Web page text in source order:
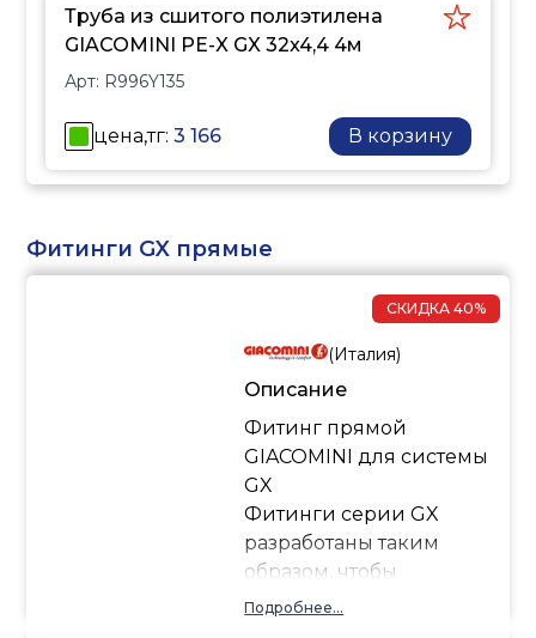
кислорода и, как
следствие,
отопительных системах.
Труба из сшитого полиэтилена
GIACOMINI PE-X GX 32x4,4 4м
Арт: R996Y135
цена,тг:3 166 В корзину
Фитинги GX прямые
СКИДКА 40%
(Италия)
Описание
Фитинг прямой
GIACOMINI для системы
GX
Фитинги серии GX
разработаны таким
образом, чтобы
обеспечивать быструю
Подробнее...